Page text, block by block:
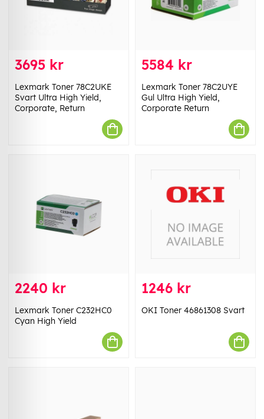
3695 kr
Lexmark Toner 78C2UKE
Svart Ultra High Yield,
Corporate, Return
5584 kr
Lexmark Toner 78C2UYE
Gul Ultra High Yield,
Corporate Return
2240 kr
Lexmark Toner C232HC0
Cyan High Yield
1246 kr
OKI Toner 46861308 Svart